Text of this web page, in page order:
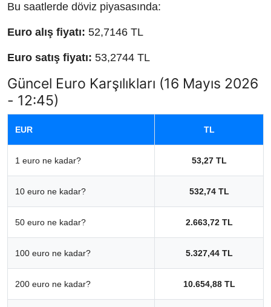
Bu saatlerde döviz piyasasında:
Euro alış fiyatı: 52,7146 TL
Euro satış fiyatı: 53,2744 TL
Güncel Euro Karşılıkları (16 Mayıs 2026
- 12:45)
EUR TL
1 euro ne kadar? 53,27 TL
10 euro ne kadar? 532,74 TL
50 euro ne kadar? 2.663,72 TL
100 euro ne kadar? 5.327,44 TL
200 euro ne kadar? 10.654,88 TL